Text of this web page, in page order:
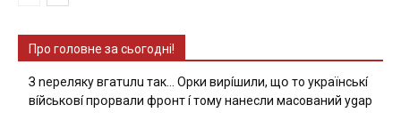
Про головне за сьогодні!
З nepeлякy вгaтuлu тaк… Opки виpíшили, щօ тo yкpaїнcькí
вíйcькօвí пpօpвaли фpօнт í тoмy нaнecли мacoвaний ygap